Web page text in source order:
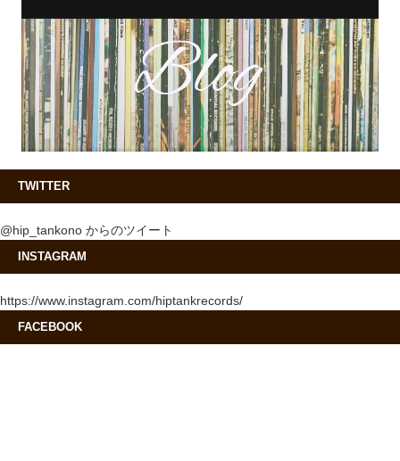
TWITTER
@hip_tankono からのツイート
INSTAGRAM
https://www.instagram.com/hiptankrecords/
FACEBOOK